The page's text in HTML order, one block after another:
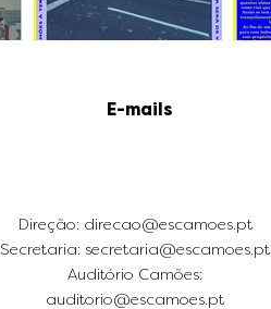
E-mails
Direção: direcao@escamoes.pt
Secretaria: secretaria@escamoes.pt
Auditório Camões:
auditorio@escamoes.pt